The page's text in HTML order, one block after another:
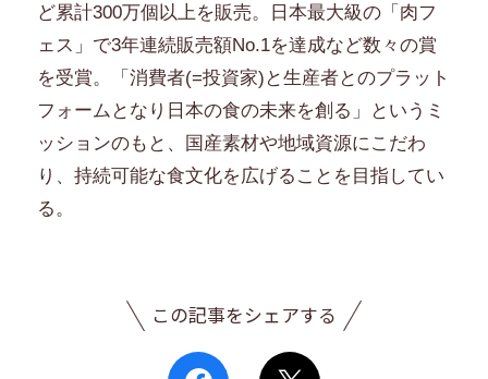
ど累計300万個以上を販売。日本最大級の「肉フ
ェス」で3年連続販売額No.1を達成など数々の賞
を受賞。「消費者(=投資家)と生産者とのプラット
フォームとなり日本の食の未来を創る」というミ
ッションのもと、国産素材や地域資源にこだわ
り、持続可能な食文化を広げることを目指してい
る。
この記事をシェアする